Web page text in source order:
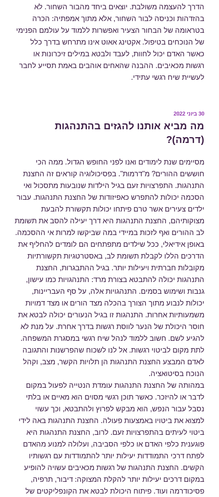
הדרך להעצמה משולבת. יוצאים ביחד מהבור השחור. לא
בהזדהות וכניסה לבור השחור, אלא מתוך אמפתיה: הכרה
בטראומה של הבחור הצעיר ואפשרות ללמוד על עולמם הפנימי
של הנוכחים בטיפול. אקטינג אאוט אינו מתרחש בדרך כלל
כאשר האדם יכול לחוות, לעבד ולבטא במילים זיכרונות או
רגשות מכאיבים. ההבנה שהאחים אוהבים באמת תסייע לחבר
לעשיית שיח רגשי עתידי.
פורסם
ב
30 ביוני 2022
מה מביא אותנו להגזים בהתנהגות
(דרמה)?
מסיימים שנת לימודים ואנו לפני החופש הגדול. ממה הכי
חוששים ההורים? מ"דרמות". בפסיכולוגיה קוראים זה החצנת
התנהגות. התפרצויות זעם בגיל הילדות שנובעות מתסכול ואי
הסכמה יכולות להתפרש כאפיזודות של החצנת התנהגות. עבור
ילדים צעירים אשר טרם פיתחו יכולות תקשורת להבעת
מצוקותיהם, החצנת התנהגות היא דרך יעילה להסב את תשומת
לב ההורים ואף לזכות במיידי במה שביקשו למרות אי ההסכמה.
באופן אידיאלי, ככל שילדים מתפתחים הם לומדים להחליף את
הדרכים הללו לקבלת תשומת לב, באסטרטגיות תקשורתיות
מקובלות חברתית ויעילות יותר. בגיל ההתבגרות, החצנת
התנהגות יכולה להתבטא בצורת מרד: התנהגויות כמו עישון,
גנבות ושימוש בסמים. התנהגויות אלה, על סף העבריינות,
יכולות לנבוע מתוך הצורך בהכלה מצד הורים או מצד דמויות
משמעותיות אחרות. התנהגות זו בגיל הנעורים יכולה לבטא את
חוסר היכולת של הנער לווסת רגשות בדרך אחרת. על מנת לא
להגיע לשם. חשוב ללמוד לנהל שיח רגשי במסגרת המשפחה.
לתת מקום לביטוי רגשות. אל לנו לשכוח שהפרשנות והתגובה
לאדם המבצע החצנת התנהגות הן תלויות הקשר, מצב, וקהל
הנוכח בסיטואציה.
במהותה של החצנת התנהגות עומדת הנטייה לפעול במקום
לדבר או להיזכר. כאשר תוכן רגשי מסוים הוא מאיים או בלתי
נסבל עבור הנפש, הוא מבקש לפרוץ ולהתבטא, וכך עשוי
למצוא את ביטויו באמצעות פעולה. החצנת התנהגות באה לידי
ביטוי לעיתים בהתפרצויות זעם. לרוב, החצנת התנהגות היא
פוגענית כלפי האדם או כלפי הסביבה, ועלולה למנוע מהאדם
לפתח דרכי התמודדות יעילות יותר להתמודדות עם רגשותיו
הקשים. החצנת התנהגות של רגשות מכאיבים עשויה להופיע
במקום דרכים יעילות יותר להקלת המצוקה: דיבור, תרפיה,
פסיכודרמה ועוד. פיתוח היכולת לבטא את הקונפליקטים של